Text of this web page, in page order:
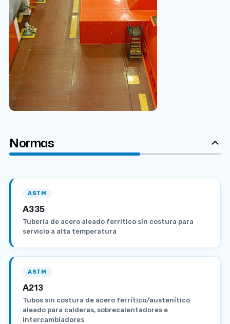
Normas
ASTM
A335
Tubería de acero aleado ferrítico sin costura para
servicio a alta temperatura
ASTM
A213
Tubos sin costura de acero ferrítico/austenítico
aleado para calderas, sobrecalentadores e
intercambiadores